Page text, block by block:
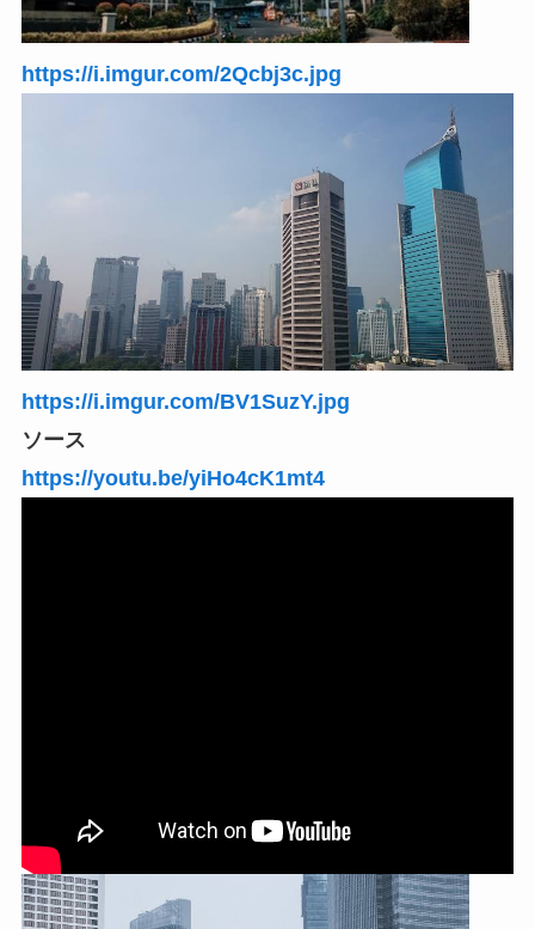
https://i.imgur.com/2Qcbj3c.jpg
https://i.imgur.com/BV1SuzY.jpg
ソース
https://youtu.be/yiHo4cK1mt4